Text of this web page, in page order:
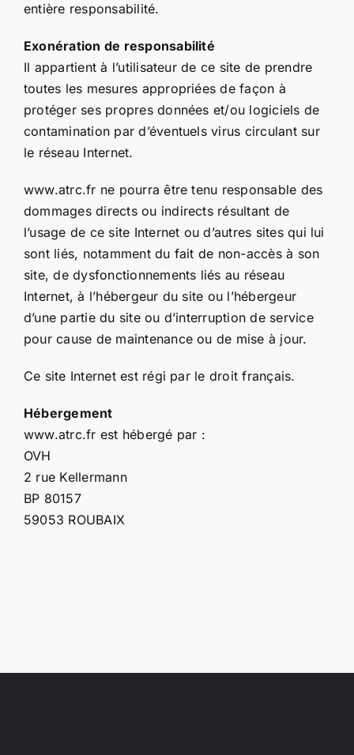
entière responsabilité.
Exonération de responsabilité
Il appartient à l’utilisateur de ce site de prendre
toutes les mesures appropriées de façon à
protéger ses propres données et/ou logiciels de
contamination par d’éventuels virus circulant sur
le réseau Internet.
www.atrc.fr ne pourra être tenu responsable des
dommages directs ou indirects résultant de
l’usage de ce site Internet ou d’autres sites qui lui
sont liés, notamment du fait de non-accès à son
site, de dysfonctionnements liés au réseau
Internet, à l’hébergeur du site ou l’hébergeur
d’une partie du site ou d’interruption de service
pour cause de maintenance ou de mise à jour.
Ce site Internet est régi par le droit français.
Hébergement
www.atrc.fr est hébergé par :
OVH
2 rue Kellermann
BP 80157
59053 ROUBAIX